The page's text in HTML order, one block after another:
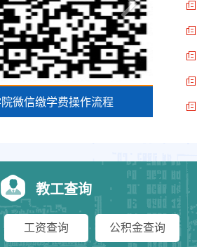
微信缴学费操作流程
教工查询
工资查询 公积金查询